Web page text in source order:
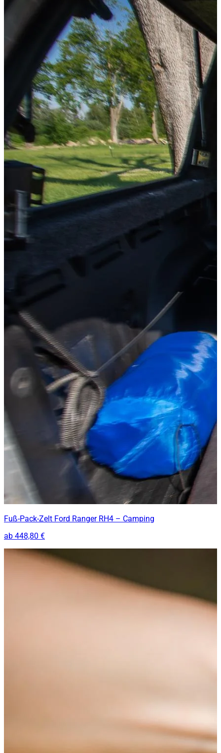
Fuß-Pack-Zelt Ford Ranger RH4 – Camping
ab 448,80 €